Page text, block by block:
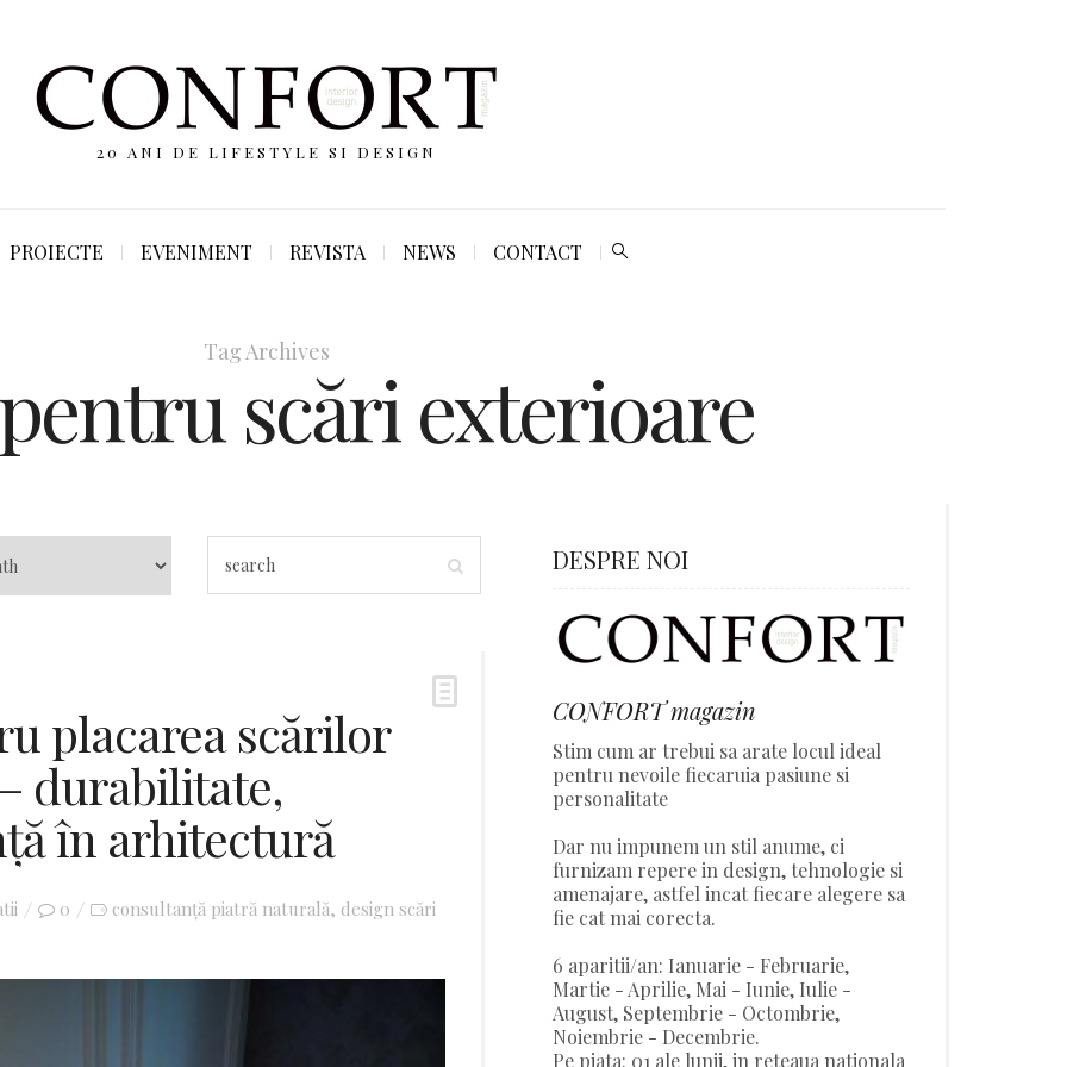
20 ANI DE LIFESTYLE SI DESIGN
PROIECTE EVENIMENT REVISTA NEWS CONTACT
Tag Archives
scări exterioare
placarea scărilor
durabilitate,
în arhitectură
0 consultanță piatră naturală, design scări
DESPRE NOI
CONFORT magazin
Stim cum ar trebui sa arate locul ideal
pentru nevoile fiecaruia pasiune si
personalitate
Dar nu impunem un stil anume, ci
furnizam repere in design, tehnologie si
amenajare, astfel incat fiecare alegere sa
fie cat mai corecta.
6 aparitii/an: Ianuarie - Februarie,
Martie - Aprilie, Mai - Iunie, Iulie -
August, Septembrie - Octombrie,
Noiembrie - Decembrie.
Pe piata: 01 ale lunii, in reteaua nationala